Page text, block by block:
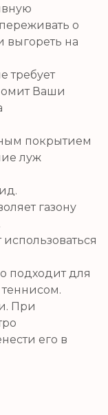
о
выгореть на
требует
Ваши
покрытием
луж
газону
подходит для
При
его в